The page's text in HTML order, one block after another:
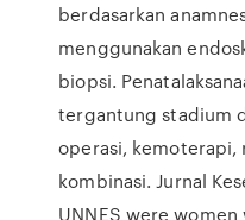
berdasarkan
menggunakan
biopsi.
tergantung stadium
operasi, kemoterapi,
kombinasi. Jurnal
UNNES were